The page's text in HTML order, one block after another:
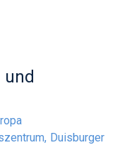
und
Duisburger